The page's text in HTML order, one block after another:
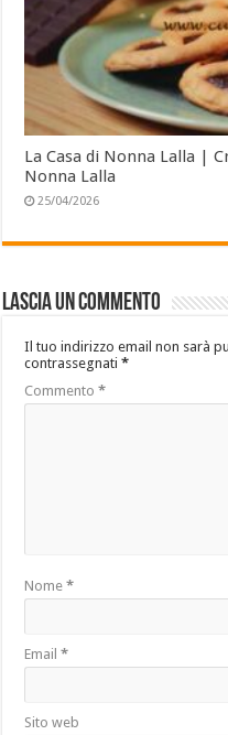
La Casa di Nonna Lalla |
Nonna Lalla
25/04/2026
Lascia un commento
Il tuo indirizzo email non sarà
contrassegnati*
Commento*
Nome*
Email*
Sito web